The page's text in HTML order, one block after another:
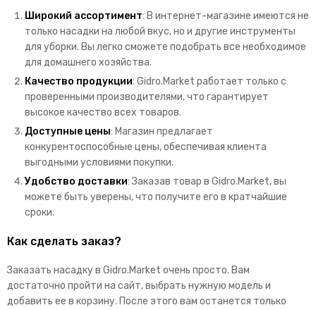
Широкий ассортимент: В интернет-магазине имеются не
только насадки на любой вкус, но и другие инструменты
для уборки. Вы легко сможете подобрать все необходимое
для домашнего хозяйства.
Качество продукции: Gidro.Market работает только с
проверенными производителями, что гарантирует
высокое качество всех товаров.
Доступные цены: Магазин предлагает
конкурентоспособные цены, обеспечивая клиента
выгодными условиями покупки.
Удобство доставки: Заказав товар в Gidro.Market, вы
можете быть уверены, что получите его в кратчайшие
сроки.
Как сделать заказ?
Заказать насадку в Gidro.Market очень просто. Вам
достаточно пройти на сайт, выбрать нужную модель и
добавить ее в корзину. После этого вам останется только